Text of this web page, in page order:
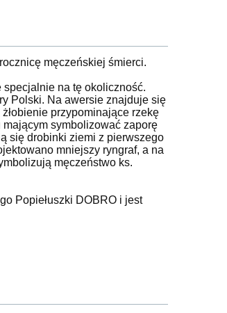
męczeńskiej śmierci.
na tę okoliczność.
Polski. Na awersie znajduje się
przypominające rzekę
symbolizować zaporę
się drobinki ziemi z pierwszego
mniejszy ryngraf, a na
męczeństwo ks.
Popiełuszki DOBRO i jest